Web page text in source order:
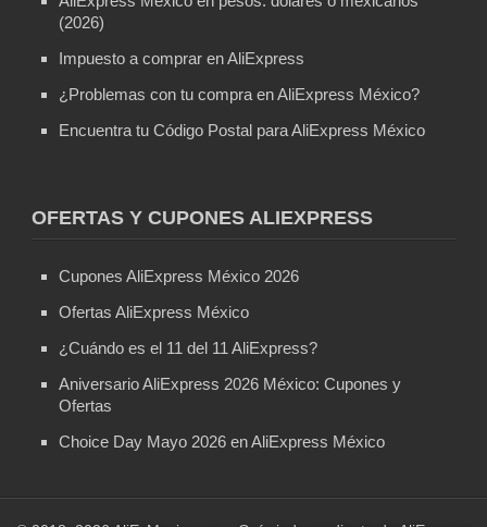
(2026)
Impuesto a comprar en AliExpress
¿Problemas con tu compra en AliExpress México?
Encuentra tu Código Postal para AliExpress México
OFERTAS Y CUPONES ALIEXPRESS
Cupones AliExpress México 2026
Ofertas AliExpress México
¿Cuándo es el 11 del 11 AliExpress?
Aniversario AliExpress 2026 México: Cupones y
Ofertas
Choice Day Mayo 2026 en AliExpress México